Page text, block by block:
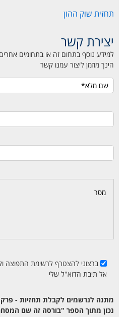
תחזית שוק ההון
יצירת קשר
למידע נוסף בתחום זה או בתחומים אחרים
הינך מוזמן ליצור עמנו קשר
ברצוני להצטרף לרשימת התפוצה
אל תיבת הדוא"ל שלי
מתנה לנרשמים לקבלת תחזיות -
נכון מתוך הספר "בורסה זה שם